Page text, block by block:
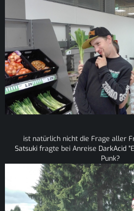
ist natürlich nicht die Frage aller
Satsukifragte bei Anreise DarkAcid
Punk?